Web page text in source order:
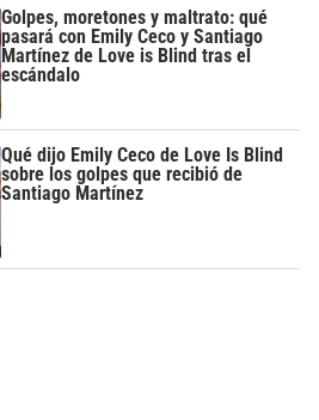
Golpes, moretones y maltrato: qué
pasará con Emily Ceco y Santiago
Martínez de Love is Blind tras el
escándalo
Qué dijo Emily Ceco de Love Is Blind
sobre los golpes que recibió de
Santiago Martínez